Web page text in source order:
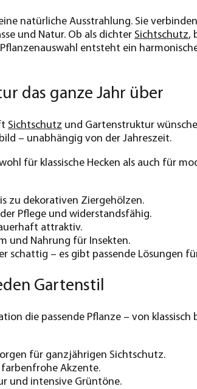
natürliche Ausstrahlung. Sie
und Natur. Ob als dichter Sichtschutz,
entsteht ein
das ganze Jahr über
Sichtschutz und Gartenstruktur
– unabhängig von der Jahreszeit.
für klassische Hecken als auch für
zu dekorativen Ziergehölzen.
Pflege und widerstandsfähig.
attraktiv.
und Nahrung für Insekten.
schattig – es gibt passende Lösungen
Gartenstil
die passende Pflanze – von klassisch
für ganzjährigen Sichtschutz.
farbenfrohe Akzente.
und intensive Grüntöne.